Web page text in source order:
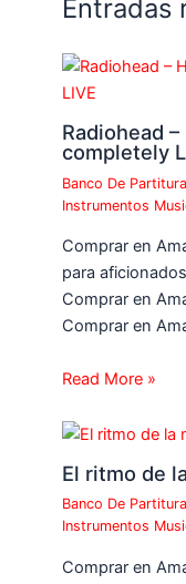
Entradas
Radiohead
completely
Banco De
Instrumentos
Comprar en
para
Comprar en
Comprar en
Read More »
El ritmo de
Banco De
Instrumentos
Comprar en